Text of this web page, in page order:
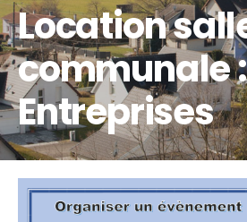
Location
communale :
Entreprises